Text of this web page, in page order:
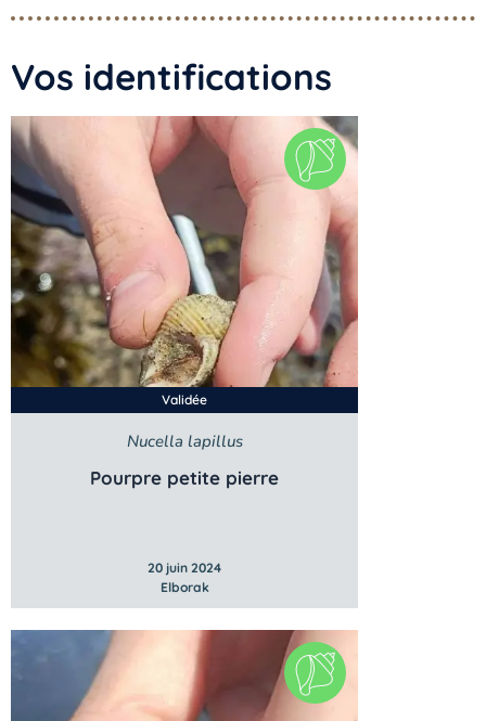
Vos identifications
Validée
Nucella lapillus
Pourpre petite pierre
20 juin 2024
Elborak